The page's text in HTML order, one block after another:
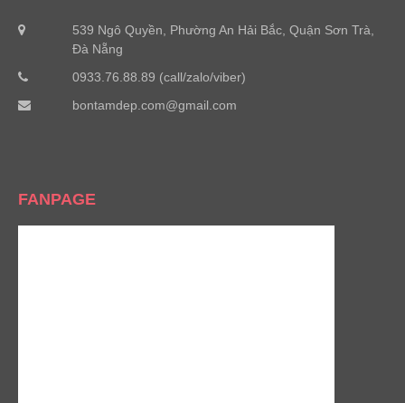
539 Ngô Quyền, Phường An Hải Bắc, Quận Sơn Trà,
Đà Nẵng
0933.76.88.89 (call/zalo/viber)
bontamdep.com@gmail.com
FANPAGE